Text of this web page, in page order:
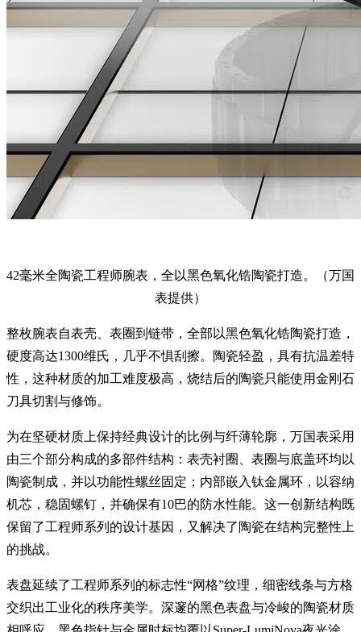
42毫米全陶瓷工程师腕表，全以黑色氧化锆陶瓷打造。（万国
表提供）
整枚腕表自表壳、表圈到链带，全部以黑色氧化锆陶瓷打造，
硬度高达1300维氏，几乎不惧刮擦。陶瓷轻盈，具有抗温差特
性，这种材质的加工难度极高，烧结后的陶瓷只能使用金刚石
刀具切割与修饰。
为在坚硬材质上保持经典设计的比例与纤薄轮廓，万国表采用
由三个部分构成的多部件结构：表壳衬圈、表圈与底盖环均以
陶瓷制成，并以功能性螺丝固定；内部嵌入钛金属环，以容纳
机芯，稳固螺钉，并确保有10巴的防水性能。这一创新结构既
保留了工程师系列的设计基因，又解决了陶瓷在结构完整性上
的挑战。
表盘延续了工程师系列的标志性“网格”纹理，细密线条与方格
交织出工业化的秩序美学。深邃的黑色表盘与冷峻的陶瓷材质